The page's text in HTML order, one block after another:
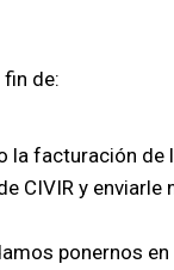
de:
la facturación de
CIVIR y enviarle
ponernos